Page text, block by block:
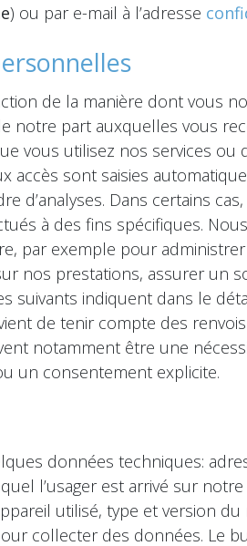
) ou par e-mail à l’adresse
de la manière dont vous
notre part auxquelles vous
vous utilisez nos services ou
accès sont saisies
d’analyses. Dans certains
à des fins spécifiques.
par exemple pour
nos prestations, assurer un
suivants indiquent dans le
de tenir compte des
notamment être une
un consentement explicite.
données techniques:
l’usager est arrivé sur
utilisé, type et version
collecter des données. Le